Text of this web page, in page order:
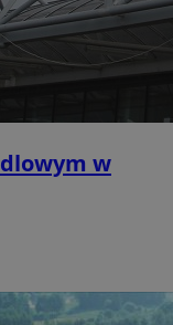
w